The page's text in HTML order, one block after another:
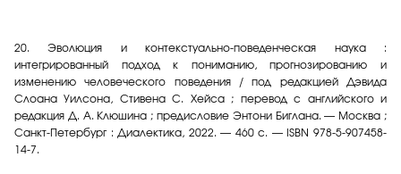
20.Эволюция и контекстуально-поведенческая наука :
интегрированный подход к пониманию, прогнозированию и
изменению человеческого поведения / под редакцией Дэвида
Слоана Уилсона, Стивена С. Хейса ; перевод с английского и
редакция Д. А. Клюшина ; предисловие Энтони Биглана. — Москва ;
Санкт-Петербург : Диалектика, 2022. — 460 с. — ISBN 978-5-907458-
14-7.